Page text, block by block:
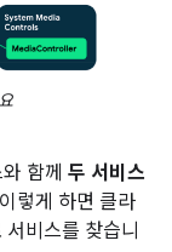
함께 두 서비스
렇게 하면 클라
비스를 찾습니